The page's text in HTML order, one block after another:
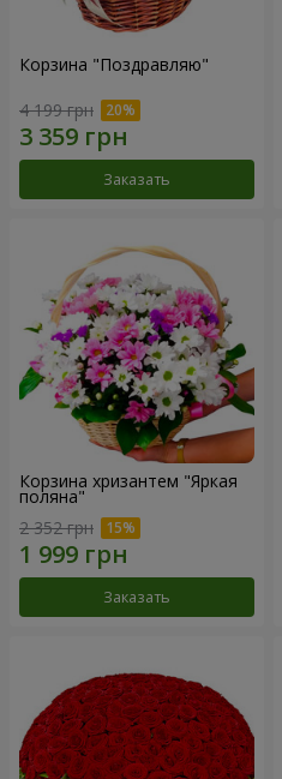
Корзина "Поздравляю"
4 199 грн
Заказать
Корзина хризантем "Яркая
поляна"
2 352 грн
Заказать